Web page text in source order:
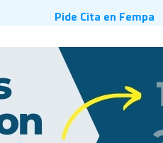
Pide Cita en Fempa